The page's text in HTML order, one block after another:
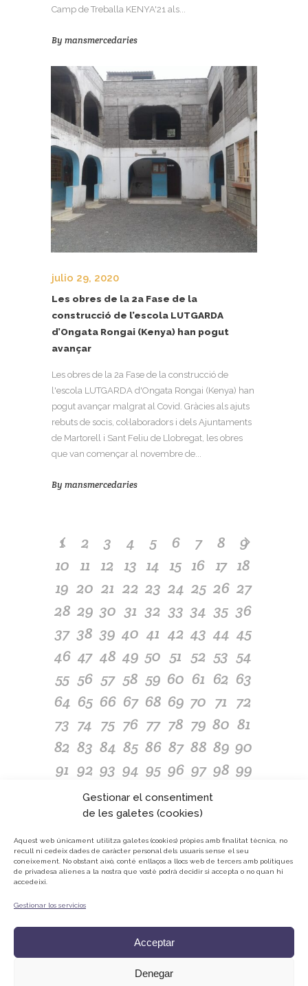
Gestionar el consentiment
de les galetes (cookies)
Aquest web únicament utilitza galetes (cookies) pròpies amb finalitat tècnica, no
recull ni cedeix dades de caràcter personal dels usuaris sense el seu
coneixement.
No obstant això, conté enllaços a llocs web de tercers amb polítiques
de privadesa alienes a la nostra que vostè podrà decidir si accepta o no quan hi
accedeixi.
Gestionar los servicios
Acceptar
Denegar
Camp de Treballa KENYA'21 als...
By mansmercedaries
julio 29, 2020
Les obres de la 2a Fase de la
construcció de l’escola LUTGARDA
d’Ongata Rongai (Kenya) han pogut
avançar
Les obres de la 2a Fase de la construcció de
l'escola LUTGARDA d'Ongata Rongai (Kenya) han
pogut avançar malgrat al Covid. Gràcies als ajuts
rebuts de socis, col·laboradors i dels Ajuntaments
de Martorell i Sant Feliu de Llobregat, les obres
que van començar al novembre de...
By mansmercedaries
1 2 3 4 5 6 7 8
9
10 11 12 13 14 15 16 17 18
19 20 21 22 23 24 25 26 27
28 29 30 31 32 33 34 35 36
37 38 39 40 41 42 43 44 45
46 47 48 49 50 51 52 53 54
55 56 57 58 59 60 61 62 63
64 65 66 67 68 69 70 71 72
73 74 75 76 77 78 79 80 81
82 83 84 85 86 87 88 89 90
91 92 93 94 95 96 97 98 99
101102103 104105106107
110 111 112 113 114 115
118 119120 121122123124125126
127128129130131132133134135
145146
154155156157158159160161162